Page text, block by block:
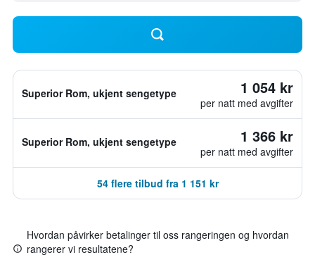
Superior Rom, ukjent sengetype 1 054 kr
per natt med avgifter
Superior Rom, ukjent sengetype 1 366 kr
per natt med avgifter
54 flere tilbud fra 1 151 kr
Hvordan påvirker betalinger til oss rangeringen og hvordan
rangerer vi resultatene?